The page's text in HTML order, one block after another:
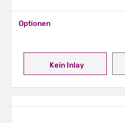
Kein Inlay
Optionen